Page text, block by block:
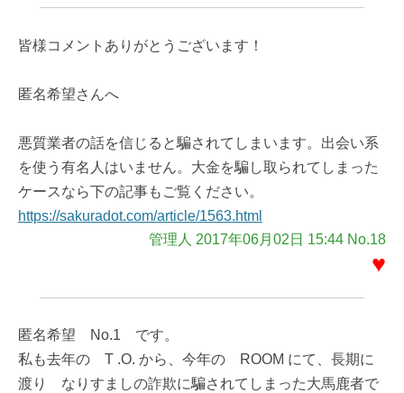
皆様コメントありがとうございます！
匿名希望さんへ
悪質業者の話を信じると騙されてしまいます。出会い系
を使う有名人はいません。大金を騙し取られてしまった
ケースなら下の記事もご覧ください。
https://sakuradot.com/article/1563.html
管理人 2017年06月02日 15:44 No.18
♥
匿名希望 No.1 です。
私も去年の T .O. から、今年の ROOM にて、長期に
渡り なりすましの詐欺に騙されてしまった大馬鹿者で